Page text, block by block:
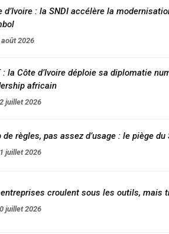
d’Ivoire : la SNDI accélère la
août 2026
: la Côte d’Ivoire déploie sa diplomatie
africain
juillet 2026
de règles, pas assez d’usage : le piège du
juillet 2026
croulent sous les outils, mais
juillet 2026